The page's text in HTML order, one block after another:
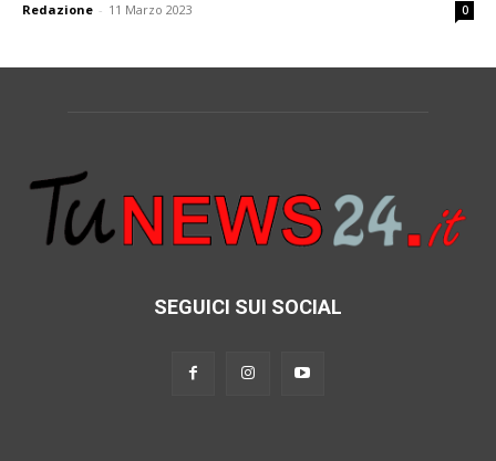
Redazione - 11 Marzo 2023 0
SEGUICI SUI SOCIAL